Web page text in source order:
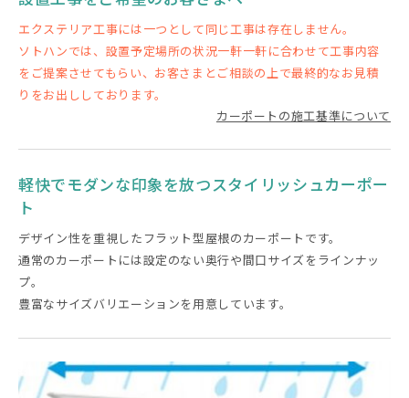
エクステリア工事には一つとして同じ工事は存在しません。
ソトハンでは、設置予定場所の状況一軒一軒に合わせて工事内容
をご提案させてもらい、お客さまとご相談の上で最終的なお見積
りをお出ししております。
カーポートの施工基準について
軽快でモダンな印象を放つスタイリッシュカーポー
ト
デザイン性を重視したフラット型屋根のカーポートです。
通常のカーポートには設定のない奥行や間口サイズをラインナッ
プ。
豊富なサイズバリエーションを用意しています。